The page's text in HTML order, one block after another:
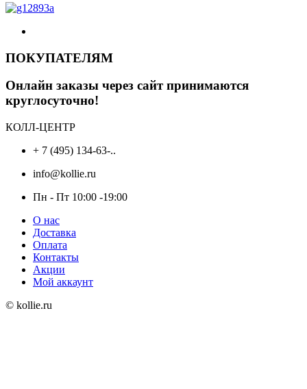
ПОКУПАТЕЛЯМ
Онлайн заказы через сайт принимаются
круглосуточно!
КОЛЛ-ЦЕНТР
+ 7 (495) 134-63-..
info@kollie.ru
Пн - Пт 10:00 -19:00
О нас
Доставка
Оплата
Контакты
Акции
Мой аккаунт
© kollie.ru